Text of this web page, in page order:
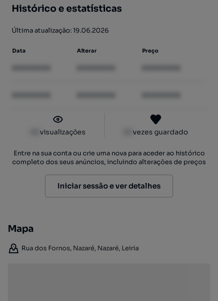
Histórico e estatísticas
Última atualização: 19.06.2026
Data Alterar Preço
visualizações vezes guardado
Entre na sua conta ou crie uma nova para aceder ao histórico
completo dos seus anúncios, incluindo alterações de preços
Iniciar sessão e ver detalhes
Mapa
Rua dos Fornos, Nazaré, Nazaré, Leiria